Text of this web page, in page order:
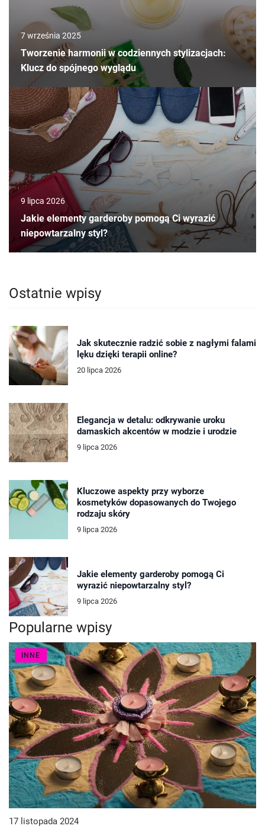
7 września 2025
Tworzenie harmonii w codziennych stylizacjach:
Klucz do spójnego wyglądu
9 lipca 2026
Jakie elementy garderoby pomogą Ci wyrazić
niepowtarzalny styl?
Ostatnie wpisy
Jak skutecznie radzić sobie z nagłymi falami
lęku dzięki terapii online?
20 lipca 2026
Elegancja w detalu: odkrywanie uroku
damaskich akcentów w modzie i urodzie
9 lipca 2026
Kluczowe aspekty przy wyborze
kosmetyków dopasowanych do Twojego
rodzaju skóry
9 lipca 2026
Jakie elementy garderoby pomogą Ci
wyrazić niepowtarzalny styl?
9 lipca 2026
Popularne wpisy
INNE
17 listopada 2024